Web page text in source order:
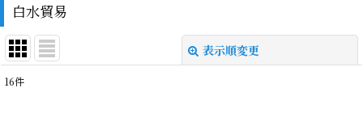
白水貿易
表示順変更
16件